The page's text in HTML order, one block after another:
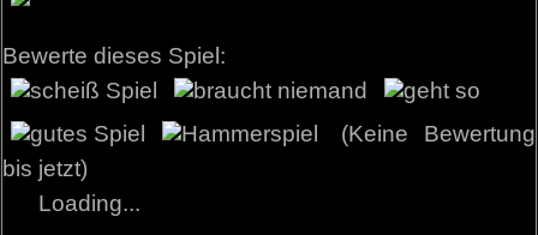
Bewerte dieses Spiel:
(Keine Bewertung
bis jetzt)
Loading...